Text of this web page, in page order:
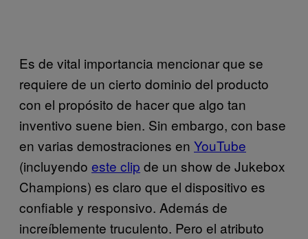
Es de vital importancia mencionar que se
requiere de un cierto dominio del producto
con el propósito de hacer que algo tan
inventivo suene bien. Sin embargo, con base
en varias demostraciones en YouTube
(incluyendo este clip de un show de Jukebox
Champions) es claro que el dispositivo es
confiable y responsivo. Además de
increíblemente truculento. Pero el atributo